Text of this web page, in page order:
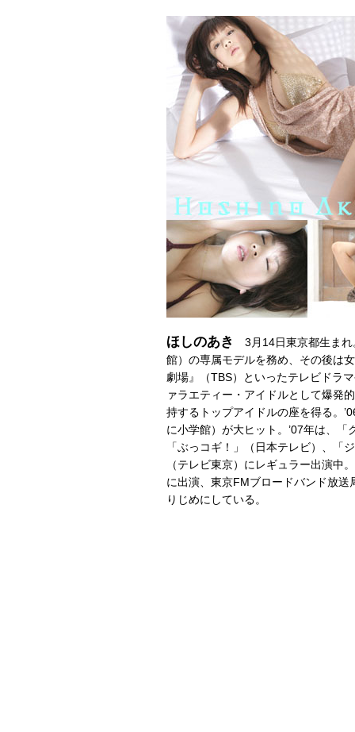
ほしのあき
3月14日東京都生まれ
館）の専属モデルを務め、その後は
劇場』（TBS）といったテレビドラ
ァラエティー・アイドルとして爆発
持するトップアイドルの座を得る。
に小学館）が大ヒット。’07年は、
「ぶっコギ！」（日本テレビ）、「
（テレビ東京）にレギュラー出演
に出演、東京FMブロードバンド放
りじめにしている。